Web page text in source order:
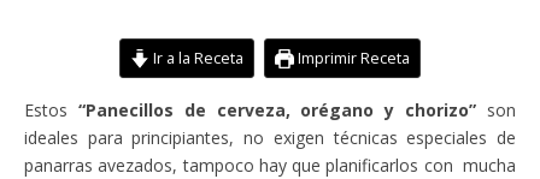
Ir a la Receta Imprimir Receta
Estos “Panecillos de cerveza, orégano y chorizo” son
ideales para principiantes, no exigen técnicas especiales de
panarras avezados, tampoco hay que planificarlos con mucha